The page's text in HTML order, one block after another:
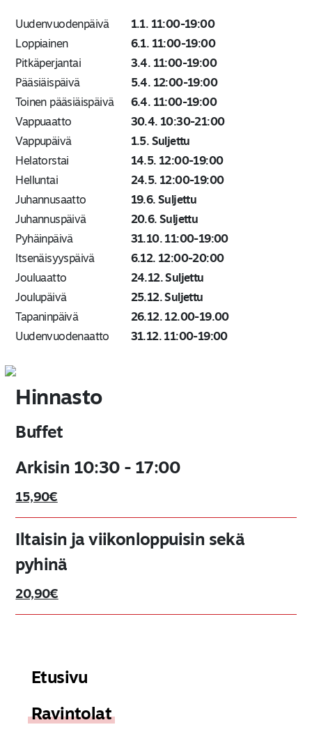
Etusivu
Ravintolat
Uudenvuodenpäivä
1.1. 11:00-19:00
Loppiainen
6.1. 11:00-19:00
Pitkäperjantai
3.4. 11:00-19:00
Pääsiäispäivä
5.4. 12:00-19:00
Toinen pääsiäispäivä
6.4. 11:00-19:00
Vappuaatto
30.4. 10:30-21:00
Vappupäivä
1.5. Suljettu
Helatorstai
14.5. 12:00-19:00
Helluntai
24.5. 12:00-19:00
Juhannusaatto
19.6. Suljettu
Juhannuspäivä
20.6. Suljettu
Pyhäinpäivä
31.10. 11:00-19:00
Itsenäisyyspäivä
6.12. 12:00-20:00
Jouluaatto
24.12. Suljettu
Joulupäivä
25.12. Suljettu
Tapaninpäivä
26.12. 12.00-19.00
Uudenvuodenaatto
31.12. 11:00-19:00
Hinnasto
Buffet
Arkisin 10:30 - 17:00
15,90€
Iltaisin ja viikonloppuisin sekä
pyhinä
20,90€
6-9v
9,50€